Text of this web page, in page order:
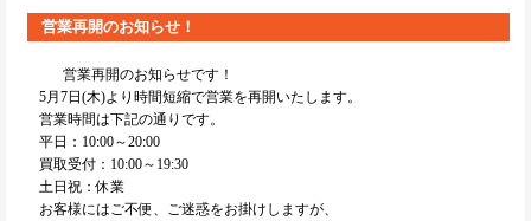
営業再開のお知らせ！
営業再開のお知らせです！
5月7日(木)より時間短縮で営業を再開いたします。
営業時間は下記の通りです。
平日：10:00～20:00
買取受付：10:00～19:30
土日祝：休業
お客様にはご不便、ご迷惑をお掛けしますが、